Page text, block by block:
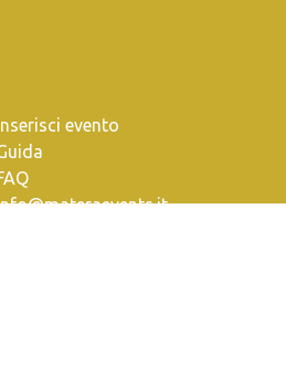
Inserisci evento